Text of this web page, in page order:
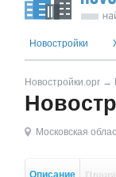
Новостройки
Новостройки.орг →
Московская
Описание